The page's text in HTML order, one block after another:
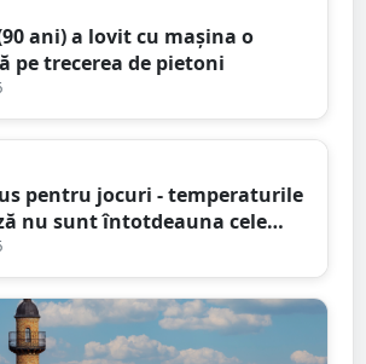
ani) a lovit cu mașina o
pe trecerea de pietoni
pentru jocuri - temperaturile
nu sunt întotdeauna cele